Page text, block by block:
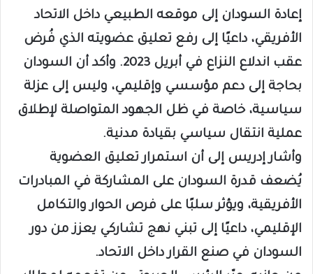
إعادة السودان إلى موقعه الطبيعي داخل الاتحاد
الأفريقي، داعيًا إلى رفع تعليق عضويته الذي فُرض
عقب اندلاع النزاع في أبريل 2023. وأكد أن السودان
بحاجة إلى دعم مؤسسي وإقليمي، وليس إلى عزلة
سياسية، خاصة في ظل الجهود المتواصلة لإطلاق
عملية انتقال سياسي بقيادة مدنية.
وأشار إدريس إلى أن استمرار تعليق العضوية
يُضعف قدرة السودان على المشاركة في المبادرات
الأفريقية، ويؤثر سلبًا على فرص الحوار والتكامل
الإقليمي، داعيًا إلى تبني نهج تشاركي يعزز من دور
السودان في صنع القرار داخل الاتحاد.